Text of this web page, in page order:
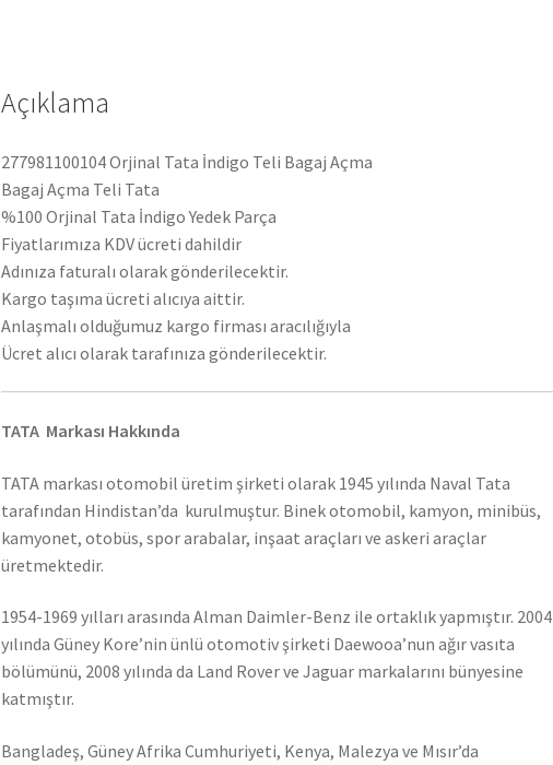
Açıklama
277981100104 Orjinal Tata İndigo Teli Bagaj Açma
Bagaj Açma Teli Tata
%100 Orjinal Tata İndigo Yedek Parça
Fiyatlarımıza KDV ücreti dahildir
Adınıza faturalı olarak gönderilecektir.
Kargo taşıma ücreti alıcıya aittir.
Anlaşmalı olduğumuz kargo firması aracılığıyla
Ücret alıcı olarak tarafınıza gönderilecektir.
TATA Markası Hakkında
TATA markası otomobil üretim şirketi olarak 1945 yılında Naval Tata
tarafından Hindistan’da kurulmuştur. Binek otomobil, kamyon, minibüs,
kamyonet, otobüs, spor arabalar, inşaat araçları ve askeri araçlar
üretmektedir.
1954-1969 yılları arasında Alman Daimler-Benz ile ortaklık yapmıştır. 2004
yılında Güney Kore’nin ünlü otomotiv şirketi Daewooa’nun ağır vasıta
bölümünü, 2008 yılında da Land Rover ve Jaguar markalarını bünyesine
katmıştır.
Bangladeş, Güney Afrika Cumhuriyeti, Kenya, Malezya ve Mısır’da